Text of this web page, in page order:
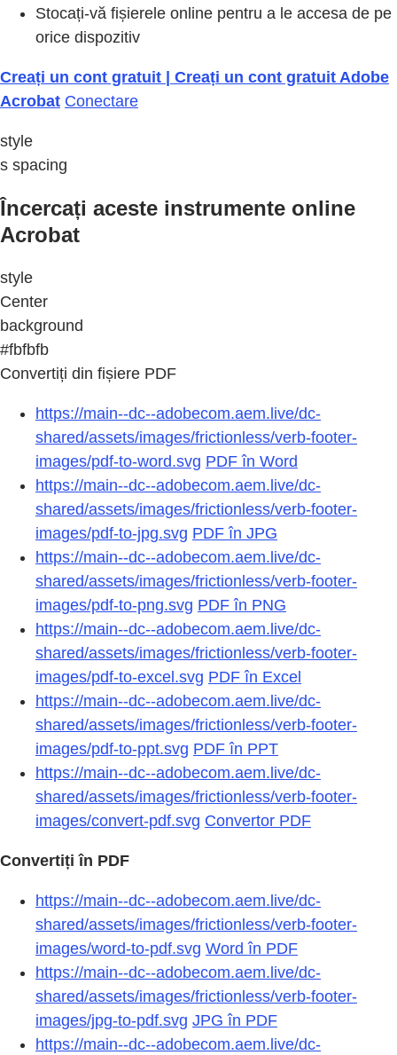
Stocați-vă fișierele online pentru a le accesa de pe
orice dispozitiv
Creați un cont gratuit | Creați un cont gratuit Adobe
Acrobat Conectare
style
s spacing
Încercați aceste instrumente online
Acrobat
style
Center
background
#fbfbfb
Convertiți din fișiere PDF
https://main--dc--adobecom.aem.live/dc-
shared/assets/images/frictionless/verb-footer-
images/pdf-to-word.svg PDF în Word
https://main--dc--adobecom.aem.live/dc-
shared/assets/images/frictionless/verb-footer-
images/pdf-to-jpg.svg PDF în JPG
https://main--dc--adobecom.aem.live/dc-
shared/assets/images/frictionless/verb-footer-
images/pdf-to-png.svg PDF în PNG
https://main--dc--adobecom.aem.live/dc-
shared/assets/images/frictionless/verb-footer-
images/pdf-to-excel.svg PDF în Excel
https://main--dc--adobecom.aem.live/dc-
shared/assets/images/frictionless/verb-footer-
images/pdf-to-ppt.svg PDF în PPT
https://main--dc--adobecom.aem.live/dc-
shared/assets/images/frictionless/verb-footer-
images/convert-pdf.svg Convertor PDF
Convertiți în PDF
https://main--dc--adobecom.aem.live/dc-
shared/assets/images/frictionless/verb-footer-
images/word-to-pdf.svg Word în PDF
https://main--dc--adobecom.aem.live/dc-
shared/assets/images/frictionless/verb-footer-
images/jpg-to-pdf.svg JPG în PDF
https://main--dc--adobecom.aem.live/dc-